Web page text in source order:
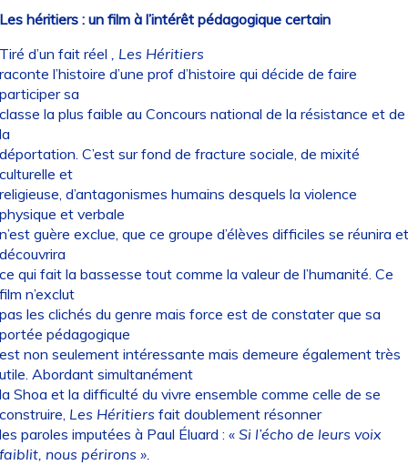
héritiers : un film à l’intérêt pédagogique certain
d’un fait réel , Les Héritiers
l’histoire d’une prof d’histoire qui décide de faire
sa
la plus faible au Concours national de la résistance et de
C’est sur fond de fracture sociale, de mixité
et
d’antagonismes humains desquels la violence
et verbale
guère exclue, que ce groupe d’élèves difficiles se réunira et
qui fait la bassesse tout comme la valeur de l’humanité. Ce
n’exclut
les clichés du genre mais force est de constater que sa
pédagogique
non seulement intéressante mais demeure également très
Abordant simultanément
Shoa et la difficulté du vivre ensemble comme celle de se
Les Héritiers fait doublement résonner
paroles imputées à Paul Éluard : « Si l’écho de leurs voix
nous périrons ».